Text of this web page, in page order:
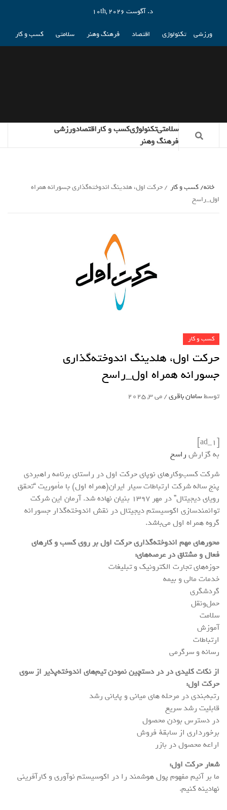
د. آگوست 10th, 2026
ورزشی تکنولوژی اقتصاد فرهنگ وهنر سلامتی کسب و کار
سلامتیتکنولوژیکسب و کاراقتصادورزشی
فرهنگ وهنر
خانه کسب و کار
حرکت اول، هلدینگ اندوخته‌گذاری جسورانه همراه
اول_راسخ
کسب و کار
حرکت اول، هلدینگ اندوخته‌گذاری
جسورانه همراه اول_راسخ
توسطسامان باقری/می 3, 2025
[ad_1]
به گزارش راسخ
شرکت کسب‌وکارهای نوپای حرکت اول در راستای برنامه راهبردی
پنج ساله شرکت ارتباطات سیار ایران(همراه اول) با مأموریت “تحقق
رویای دیجیتال” در مهر ۱۳۹۷ بنیان نهاده شد. آرمان این شرکت
توانمندسازی اکوسیستم دیجیتال در نقش اندوخته‌گذار جسورانه
گروه همراه اول می‌باشد.
محورهای مهم اندوخته‌گذاری حرکت اول بر روی کسب و کارهای
فعال و مشتاق در عرصه‌های:
حوزه‌های تجارت الکترونیک و تبلیغات
خدمات مالی و بیمه
گردشگری
حمل‌ونقل
سلامت
آموزش
ارتباطات
رسانه و سرگرمی
از نکات کلیدی در در دستچین نمودن تیم‌های اندوخته‌پذیر از سوی
حرکت اول:
رتبه‌بندی در مرحله های میانی و پایانی رشد
قابلیت رشد سریع
در دسترس بودن محصول
برخورداری از سابقهٔ فروش
اراعه محصول در بازر
شعار حرکت اول:
ما بر آنیم مفهوم پول هوشمند را در اکوسیستم نوآوری و کارآفرینی
نهادینه کنیم.